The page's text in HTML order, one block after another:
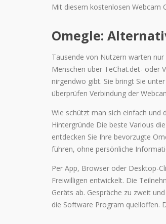
Mit diesem kostenlosen Webcam
Omegle:
Tausende von Nutzern warten
Menschen über TeChat.det- oder
nirgendwo gibt. Sie bringt Sie
überprüfen Verbindung der
Wie schützt man sich einfach und
Hintergründe Die beste Various
entdecken Sie Ihre bevorzugte
führen, ohne persönliche
Per App, Browser oder Desktop-
Freiwilligen entwickelt. Die
Geräts ab. Gespräche zu zweit
die Software Program quelloffen.